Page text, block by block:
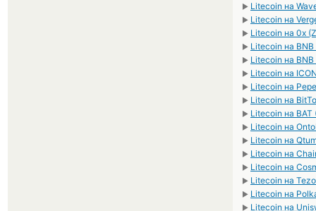
► Litecoin на
► Litecoin на
► Litecoin на 0x
► Litecoin на BNB
► Litecoin на BNB
► Litecoin на
► Litecoin на
► Litecoin на
► Litecoin на BAT
► Litecoin на
► Litecoin на
► Litecoin на
► Litecoin на
► Litecoin на
► Litecoin на
► Litecoin на